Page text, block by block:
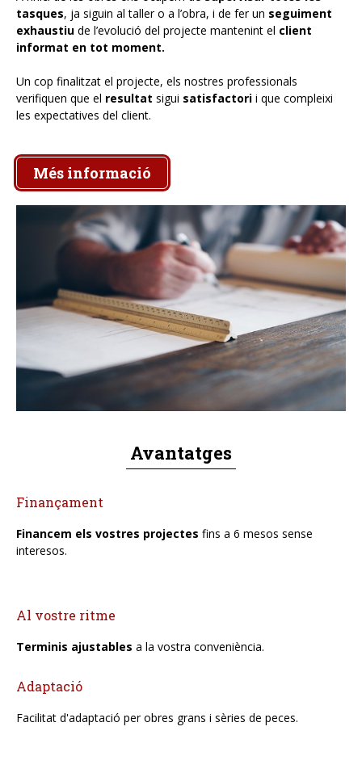
tasques, ja siguin al taller o a l’obra, i de fer un seguiment
exhaustiu de l’evolució del projecte mantenint el client
informat en tot moment.
Un cop finalitzat el projecte, els nostres professionals
verifiquen que el resultat sigui satisfactori i que compleixi
les expectatives del client.
Més informació
Avantatges
Finançament
Financem els vostres projectes fins a 6 mesos sense
interesos.
Al vostre ritme
Terminis ajustables a la vostra conveniència.
Adaptació
Facilitat d'adaptació per obres grans i sèries de peces.